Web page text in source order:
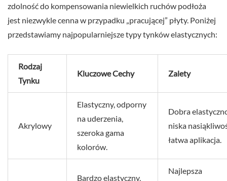
zdolność do kompensowania niewielkich ruchów podłoża
jest niezwykle cenna w przypadku „pracującej” płyty. Poniżej
przedstawiamy najpopularniejsze typy tynków elastycznych:
Rodzaj
Tynku
Kluczowe Cechy Zalety
Akrylowy
Elastyczny, odporny
na uderzenia,
szeroka gama
kolorów.
Dobra
niska
łatwa aplikacja.
Bardzo elastyczny,
Najlepsza